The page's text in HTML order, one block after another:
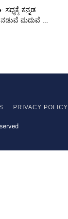
ಕನ್ನಡ
ಮದುವೆ ...
PRIVACY POLICY